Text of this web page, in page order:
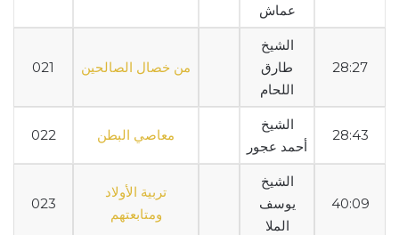
عماش
021 من خصال الصالحين
الشيخ
طارق
اللحام
28:27
022 معاصي البطن
الشيخ
أحمد عجور
28:43
023
تربية الأولاد
ومتابعتهم
الشيخ
يوسف
الملا
40:09